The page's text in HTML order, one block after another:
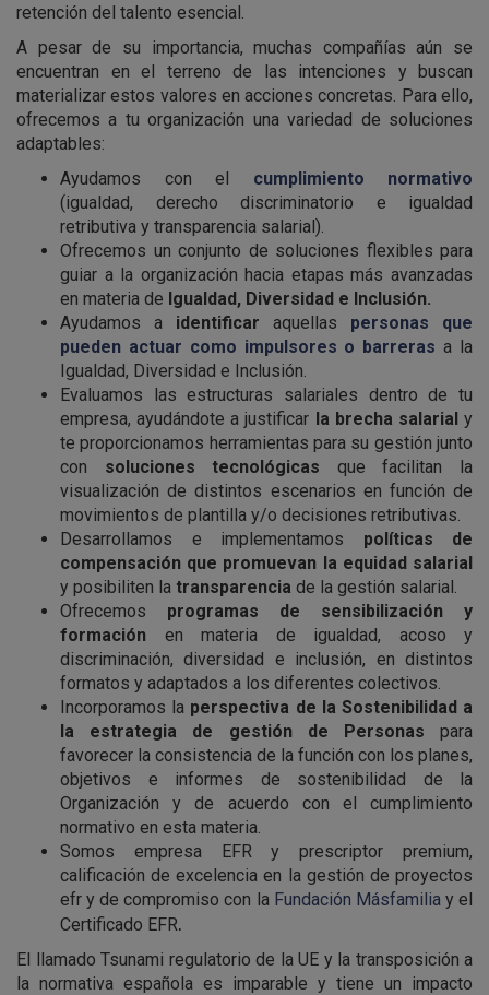
retención del talento esencial.
A pesar de su importancia, muchas compañías aún se
encuentran en el terreno de las intenciones y buscan
materializar estos valores en acciones concretas. Para ello,
ofrecemos a tu organización una variedad de soluciones
adaptables:
Ayudamos con el cumplimiento normativo
(igualdad, derecho discriminatorio e igualdad
retributiva y transparencia salarial).
Ofrecemos un conjunto de soluciones flexibles para
guiar a la organización hacia etapas más avanzadas
en materia de Igualdad, Diversidad e Inclusión.
Ayudamos a identificar aquellas personas que
pueden actuar como impulsores o barrerasa la
Igualdad, Diversidad e Inclusión.
Evaluamos las estructuras salariales dentro de tu
empresa, ayudándote a justificar la brecha salarialy
te proporcionamos herramientas para su gestión junto
con soluciones tecnológicas que facilitan la
visualización de distintos escenarios en función de
movimientos de plantilla y/o decisiones retributivas.
Desarrollamos e implementamos políticas de
compensación que promuevan la equidad salarial
y posibiliten la transparencia de la gestión salarial.
Ofrecemos programas de sensibilización y
formación en materia de igualdad, acoso y
discriminación, diversidad e inclusión, en distintos
formatos y adaptados a los diferentes colectivos.
Incorporamos la perspectiva de la Sostenibilidad a
la estrategia de gestión de Personas para
favorecer la consistencia de la función con los planes,
objetivos e informes de sostenibilidad de la
Organización y de acuerdo con el cumplimiento
normativo en esta materia.
Somos empresa EFR y prescriptor premium,
calificación de excelencia en la gestión de proyectos
efr y de compromiso con la Fundación Másfamilia y el
Certificado EFR.
El llamado Tsunami regulatorio de la UE y la transposición a
la normativa española es imparable y tiene un impacto